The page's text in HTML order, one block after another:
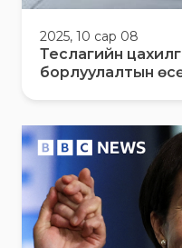
2025, 10 сар 08
Теслагийн
борлуулалтын